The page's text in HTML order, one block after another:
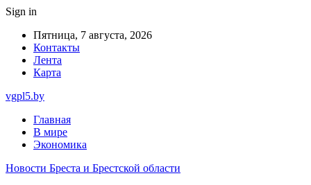
Sign in
Пятница, 7 августа, 2026
Контакты
Лента
Карта
vgpl5.by
Главная
В мире
Экономика
Новости Бреста и Брестской области